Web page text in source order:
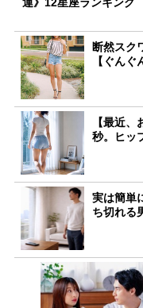
断然スク
【ぐん
【最近
秒。ヒッ
実は簡単
ち切れる